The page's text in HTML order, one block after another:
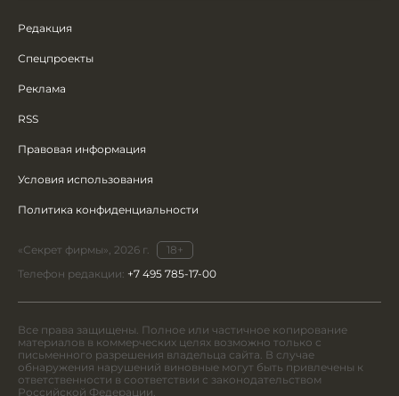
Редакция
Спецпроекты
Реклама
RSS
Правовая информация
Условия использования
Политика конфиденциальности
«Секрет фирмы», 2026 г.
18+
Телефон редакции: +7 495 785-17-00
Все права защищены. Полное или частичное копирование
материалов в коммерческих целях возможно только с
письменного разрешения владельца сайта. В случае
обнаружения нарушений виновные могут быть привлечены к
ответственности в соответствии с законодательством
Российской Федерации.